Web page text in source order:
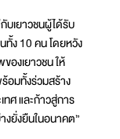
บเยาวชนผู้ได้รับ
ง 10 คน โดยหวัง
องเยาวชน ให้
อมทั้งร่วมสร้าง
ทศ และก้าวสู่การ
งยั่งยืนในอนาคต”